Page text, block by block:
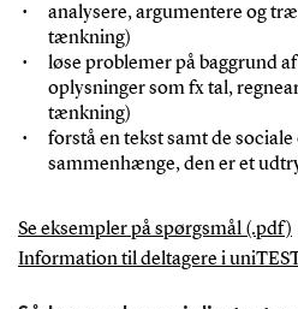
analysere, argumentere og
tænkning)
løse problemer på baggrund
oplysninger som fx tal,
tænkning)
forstå en tekst samt de
sammenhænge, den er et
Se eksempler på spørgsmål (.pdf)
Information til deltagere i